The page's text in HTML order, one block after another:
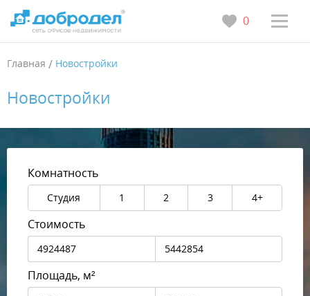
0
Главная / Новостройки
Новостройки
Комнатность
Студия 1 2 3 4+
Стоимость
Площадь, м²